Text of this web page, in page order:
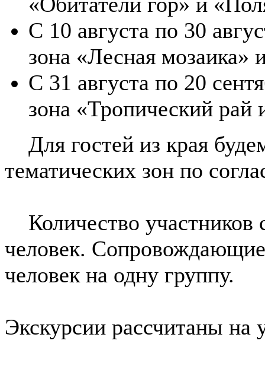
С 10 августа по 30
зона «Лесная мозаика»
С 31 августа по 20
зона «Тропический рай
Для гостей из края
тематических зон по
Количество участников
человек.
человек на одну группу.
Экскурсии рассчитаны на